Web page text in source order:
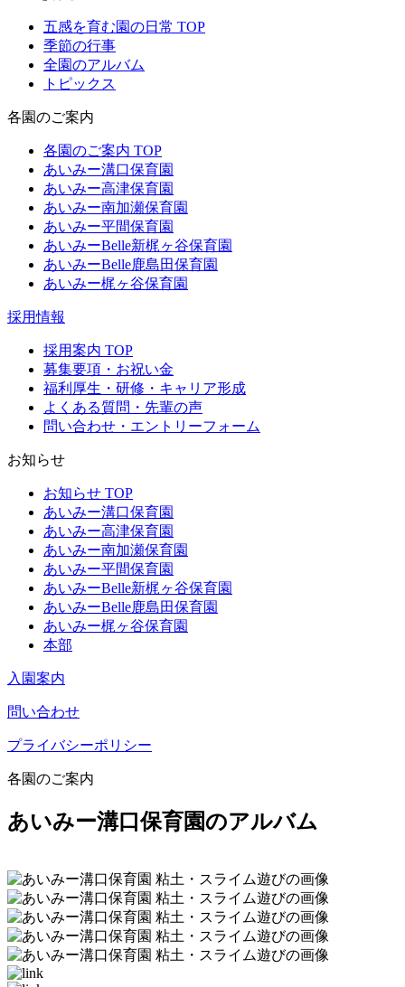
五感を育む園の日常 TOP
季節の行事
全園のアルバム
トピックス
各園のご案内
各園のご案内 TOP
あいみー溝口保育園
あいみー高津保育園
あいみー南加瀬保育園
あいみー平間保育園
あいみーBelle新梶ヶ谷保育園
あいみーBelle鹿島田保育園
あいみー梶ヶ谷保育園
採用情報
採用案内 TOP
募集要項・お祝い金
福利厚生・研修・キャリア形成
よくある質問・先輩の声
問い合わせ・エントリーフォーム
お知らせ
お知らせ TOP
あいみー溝口保育園
あいみー高津保育園
あいみー南加瀬保育園
あいみー平間保育園
あいみーBelle新梶ヶ谷保育園
あいみーBelle鹿島田保育園
あいみー梶ヶ谷保育園
本部
入園案内
問い合わせ
プライバシーポリシー
各園のご案内
あいみー溝口保育園のアルバム